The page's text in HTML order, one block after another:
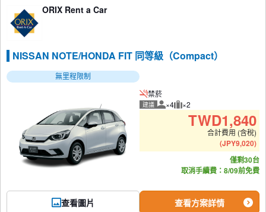
ORIX Rent a Car
NISSAN NOTE/HONDA FIT 同等級（Compact）
無里程限制
查看圖片
禁菸
建議 建議人數
×4 建議行李數量
×2
TWD1,840
合計費用 (含稅)
(JPY9,020)
僅剩30台
取消手續費：8/09前免費
查看方案詳情